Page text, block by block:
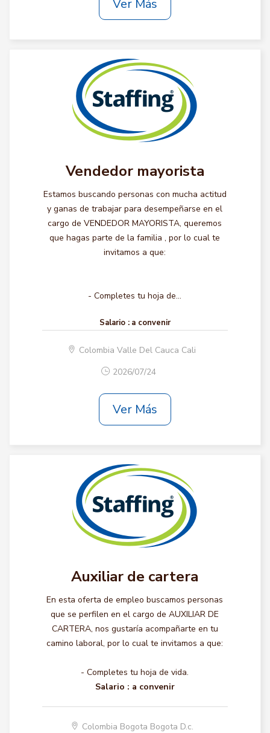
Ver Más
Vendedor mayorista
Estamos buscando personas con mucha actitud
y ganas de trabajar para desempeñarse en el
cargo de VENDEDOR MAYORISTA, queremos
que hagas parte de la familia , por lo cual te
invitamos a que:
- Completes tu hoja de...
Salario : a convenir
Colombia Valle Del Cauca Cali
2026/07/24
Ver Más
Auxiliar de cartera
En esta oferta de empleo buscamos personas
que se perfilen en el cargo de AUXILIAR DE
CARTERA, nos gustaría acompañarte en tu
camino laboral, por lo cual te invitamos a que:
- Completes tu hoja de vida.
Salario : a convenir
Colombia Bogota Bogota D.c.